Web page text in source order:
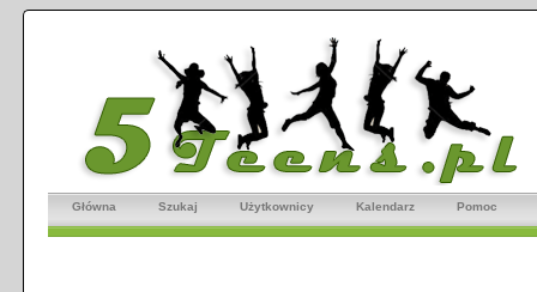
Główna Szukaj Użytkownicy Kalendarz Pomoc